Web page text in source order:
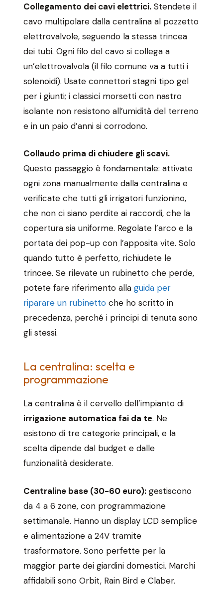
Collegamento dei cavi elettrici. Stendete il
cavo multipolare dalla centralina al pozzetto
elettrovalvole, seguendo la stessa trincea
dei tubi. Ogni filo del cavo si collega a
un’elettrovalvola (il filo comune va a tutti i
solenoidi). Usate connettori stagni tipo gel
per i giunti; i classici morsetti con nastro
isolante non resistono all’umidità del terreno
e in un paio d’anni si corrodono.
Collaudo prima di chiudere gli scavi.
Questo passaggio è fondamentale: attivate
ogni zona manualmente dalla centralina e
verificate che tutti gli irrigatori funzionino,
che non ci siano perdite ai raccordi, che la
copertura sia uniforme. Regolate l’arco e la
portata dei pop-up con l’apposita vite. Solo
quando tutto è perfetto, richiudete le
trincee. Se rilevate un rubinetto che perde,
potete fare riferimento alla guida per
riparare un rubinetto che ho scritto in
precedenza, perché i principi di tenuta sono
gli stessi.
La centralina: scelta e
programmazione
La centralina è il cervello dell’impianto di
irrigazione automatica fai da te. Ne
esistono di tre categorie principali, e la
scelta dipende dal budget e dalle
funzionalità desiderate.
Centraline base (30-60 euro): gestiscono
da 4 a 6 zone, con programmazione
settimanale. Hanno un display LCD semplice
e alimentazione a 24V tramite
trasformatore. Sono perfette per la
maggior parte dei giardini domestici. Marchi
affidabili sono Orbit, Rain Bird e Claber.